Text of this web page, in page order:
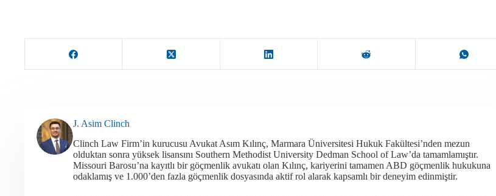
J. Asim Clinch
Clinch Law Firm’in kurucusu Avukat Asım Kılınç, Marmara Üniversitesi Hukuk Fakültesi’nden mezun
olduktan sonra yüksek lisansını Southern Methodist University Dedman School of Law’da tamamlamıştır.
Missouri Barosu’na kayıtlı bir göçmenlik avukatı olan Kılınç, kariyerini tamamen ABD göçmenlik hukukuna
odaklamış ve 1.000’den fazla göçmenlik dosyasında aktif rol alarak kapsamlı bir deneyim edinmiştir.​